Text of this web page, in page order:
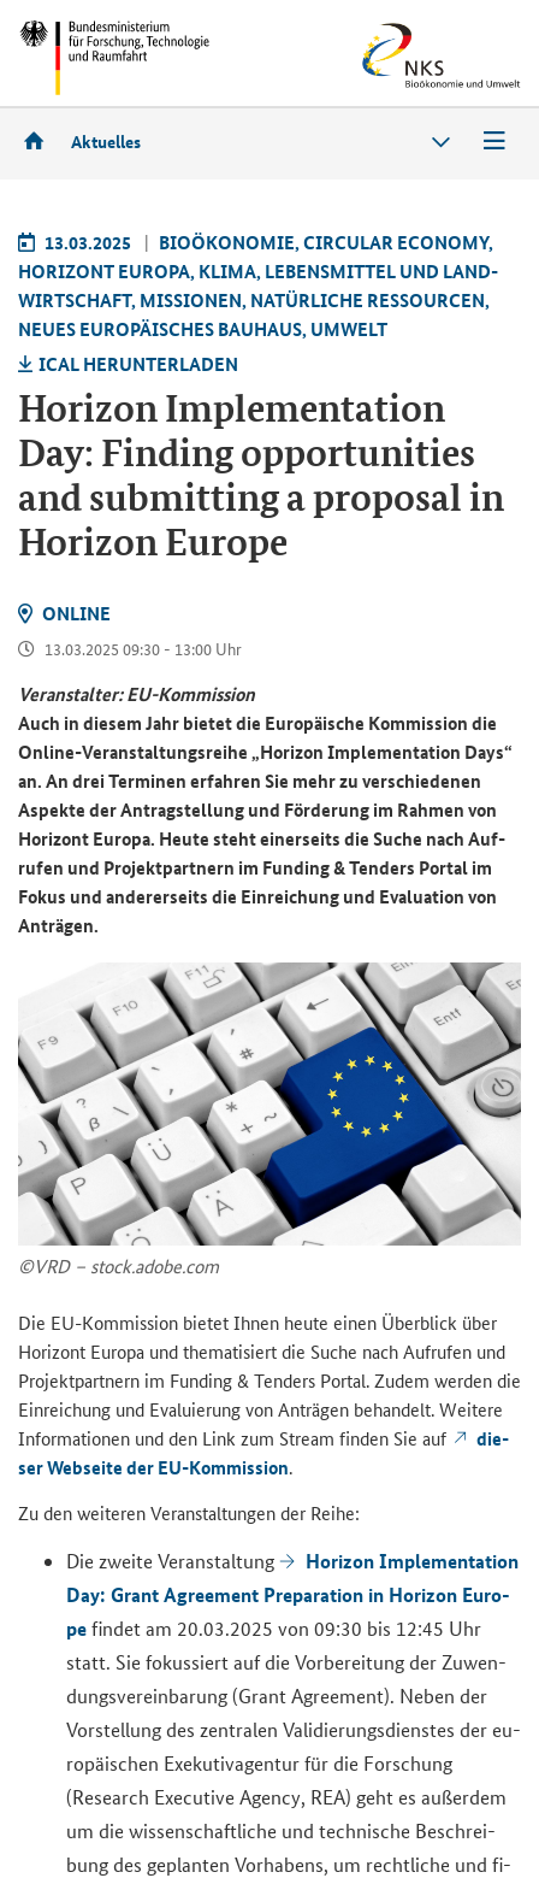
Aktuelles
13.03.2025
BIO­ÖKO­NO­MIE, CIR­CU­LAR ECO­NO­MY,
HO­RI­ZONT EU­RO­PA, KLIMA, LE­BENS­MIT­TEL UND LAND­
WIRT­SCHAFT, MIS­SIO­NEN, NA­TÜR­LI­CHE RES­SOUR­CEN,
NEUES EU­RO­PÄI­SCHES BAU­HAUS, UM­WELT
ICAL HER­UN­TER­LA­DEN
Horizon Implementation
Day: Finding opportunities
and submitting a proposal in
Horizon Europe
ON­LINE
13.03.2025 09:30 - 13:00 Uhr
Ver­an­stal­ter: EU-​Kommission
Auch in die­sem Jahr bie­tet die Eu­ro­päi­sche Kom­mis­si­on die
Online-​Veranstaltungsreihe „Horizon Implementation Days“
an. An drei Ter­mi­nen er­fah­ren Sie mehr zu ver­schie­de­nen
Aspek­te der An­trag­stel­lung und För­de­rung im Rah­men von
Ho­ri­zont Eu­ro­pa. Heute steht ei­ner­seits die Suche nach Auf­
ru­fen und Pro­jekt­part­nern im Funding & Tenders Por­tal im
Fokus und an­de­rer­seits die Ein­rei­chung und Eva­lua­ti­on von
An­trä­gen.
©VRD – stock.adobe.com
Die EU-​Kommission bie­tet Ihnen heute einen Über­blick über
Ho­ri­zont Eu­ro­pa und the­ma­ti­siert die Suche nach Auf­ru­fen und
Pro­jekt­part­nern im Funding & Tenders Por­tal. Zudem wer­den die
Ein­rei­chung und Eva­lu­ie­rung von An­trä­gen be­han­delt. Wei­te­re
In­for­ma­tio­nen und den Link zum Stream fin­den Sie auf
die­
ser Web­sei­te der EU-​Kommission.
Zu den wei­te­ren Ver­an­stal­tun­gen der Reihe:
Die zwei­te Ver­an­stal­tung
Ho­ri­zon Im­ple­men­ta­ti­on
Day: Grant Agree­ment Pre­pa­ra­ti­on in Ho­ri­zon Eu­ro­
pefin­det am 20.03.2025 von 09:30 bis 12:45 Uhr
statt. Sie fo­kus­siert auf die Vor­be­rei­tung der Zu­wen­
dungs­ver­ein­ba­rung (Grant Agreement). Neben der
Vor­stel­lung des zen­tra­len Va­li­die­rungs­diens­tes der eu­
ro­päi­schen Exe­ku­tiv­agen­tur für die For­schung
(Research Executive Agency, REA) geht es au­ßer­dem
um die wis­sen­schaft­li­che und tech­ni­sche Be­schrei­
bung des ge­plan­ten Vor­ha­bens, um recht­li­che und fi­